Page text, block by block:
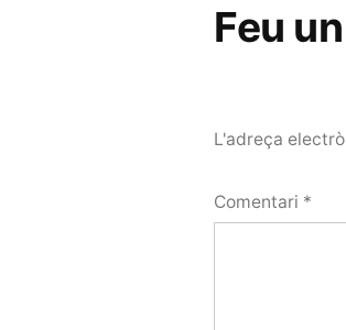
Feu
L'adreça
Comentari *